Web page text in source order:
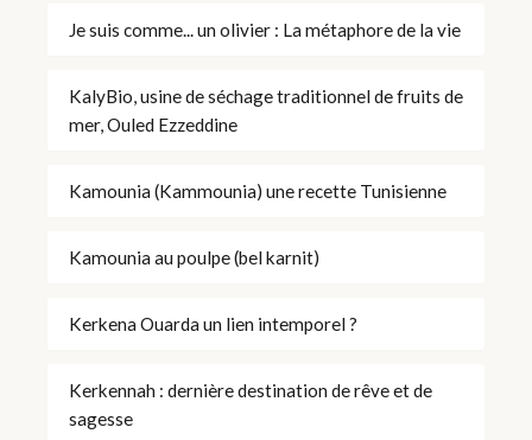
Je suis comme... un olivier : La métaphore de la vie
KalyBio, usine de séchage traditionnel de fruits de
mer, Ouled Ezzeddine
Kamounia (Kammounia) une recette Tunisienne
Kamounia au poulpe (bel karnit)
Kerkena Ouarda un lien intemporel ?
Kerkennah : dernière destination de rêve et de
sagesse